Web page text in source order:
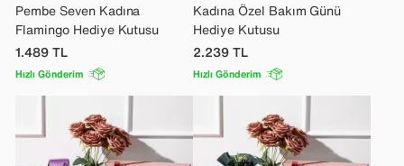
Pembe Seven Kadına
Flamingo Hediye Kutusu
1.489TL
Hızlı Gönderim
Kadına Özel Bakım Günü
Hediye Kutusu
2.239TL
Hızlı Gönderim